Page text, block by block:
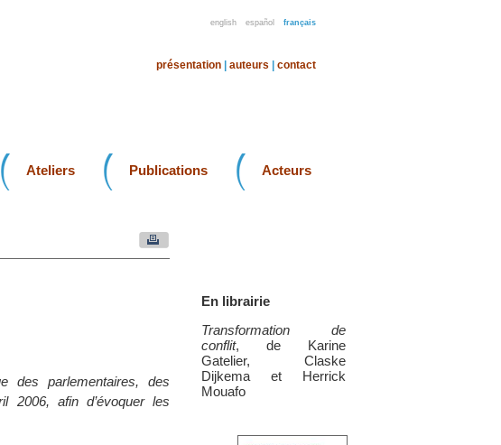
english español français
présentation auteurs contact
Ateliers Publications Acteurs
En librairie
Transformation de
conflit, de Karine
Gatelier, Claske
Dijkema et Herrick
Mouafo
des parlementaires, des
2006, afin d’évoquer les